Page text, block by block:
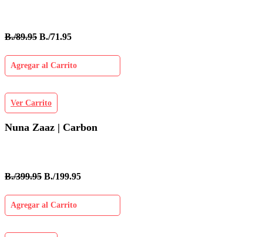
B./89.95 B./71.95
Agregar al Carrito
Ver Carrito
Nuna Zaaz | Carbon
B./399.95 B./199.95
Agregar al Carrito